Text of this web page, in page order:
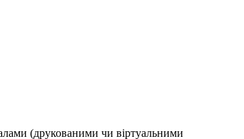
(друкованими чи віртуальними